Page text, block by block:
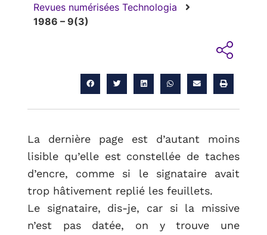
Revues numérisées Technologia
1986 – 9(3)
La dernière page est d’autant moins
lisible qu’elle est constellée de taches
d’encre, comme si le signataire avait
trop hâtivement replié les feuillets.
Le signataire, dis-je, car si la missive
n’est pas datée, on y trouve une